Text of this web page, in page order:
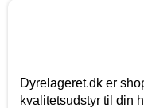
Dyrelageret.dk er
kvalitetsudstyr til din